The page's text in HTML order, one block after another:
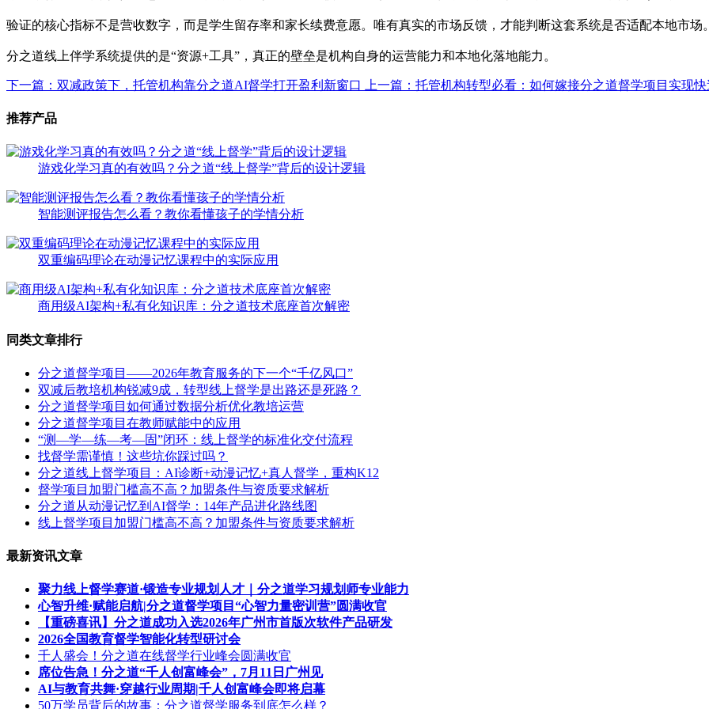
验证的核心指标不是营收数字，而是学生留存率和家长续费意愿。唯有真实的市场反馈，才能判断这套系统是否适配本地市场。
分之道线上伴学系统提供的是“资源+工具”，真正的壁垒是机构自身的运营能力和本地化落地能力。
下一篇：双减政策下，托管机构靠分之道AI督学打开盈利新窗口 上一篇：托管机构转型必看：如何嫁接分之道督学项目实现快
推荐产品
游戏化学习真的有效吗？分之道“线上督学”背后的设计逻辑
智能测评报告怎么看？教你看懂孩子的学情分析
双重编码理论在动漫记忆课程中的实际应用
商用级AI架构+私有化知识库：分之道技术底座首次解密
同类文章排行
分之道督学项目——2026年教育服务的下一个“千亿风口”
双减后教培机构锐减9成，转型线上督学是出路还是死路？
分之道督学项目如何通过数据分析优化教培运营
分之道督学项目在教师赋能中的应用
“测—学—练—考—固”闭环：线上督学的标准化交付流程
找督学需谨慎！这些坑你踩过吗？
分之道线上督学项目：AI诊断+动漫记忆+真人督学，重构K12
督学项目加盟门槛高不高？加盟条件与资质要求解析
分之道从动漫记忆到AI督学：14年产品进化路线图
线上督学项目加盟门槛高不高？加盟条件与资质要求解析
最新资讯文章
聚力线上督学赛道·锻造专业规划人才｜分之道学习规划师专业能力
心智升维·赋能启航|分之道督学项目“心智力量密训营”圆满收官
【重磅喜讯】分之道成功入选2026年广州市首版次软件产品研发
2026全国教育督学智能化转型研讨会
千人盛会！分之道在线督学行业峰会圆满收官
席位告急！分之道“千人创富峰会”，7月11日广州见
AI与教育共舞·穿越行业周期|千人创富峰会即将启幕
50万学员背后的故事：分之道督学服务到底怎么样？